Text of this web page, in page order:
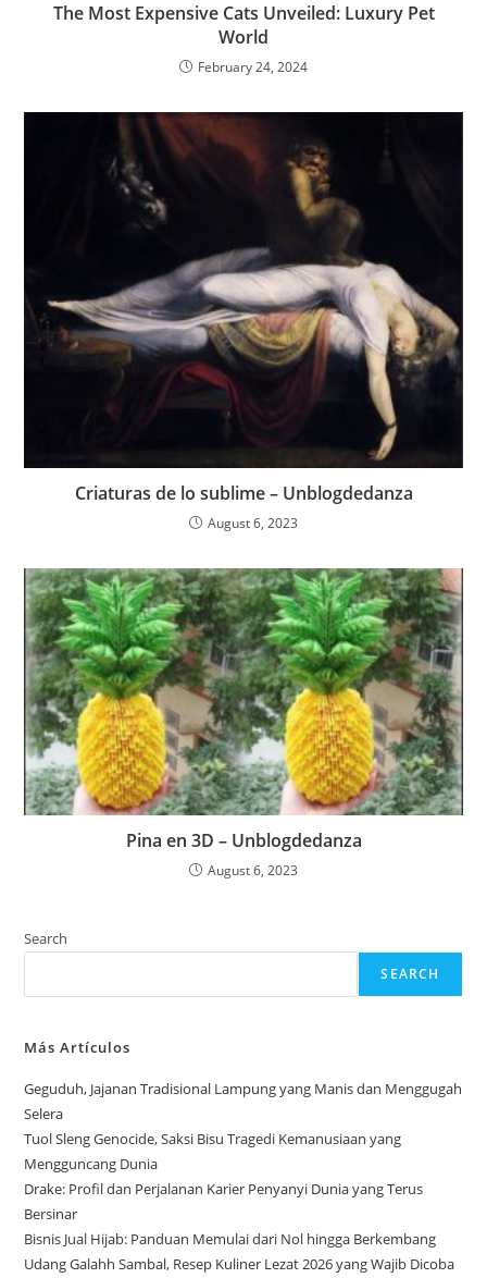
The Most Expensive Cats Unveiled: Luxury Pet
World
February 24, 2024
Criaturas de lo sublime – Unblogdedanza
August 6, 2023
Pina en 3D – Unblogdedanza
August 6, 2023
Search
SEARCH
Más Artículos
Geguduh, Jajanan Tradisional Lampung yang Manis dan Menggugah
Selera
Tuol Sleng Genocide, Saksi Bisu Tragedi Kemanusiaan yang
Mengguncang Dunia
Drake: Profil dan Perjalanan Karier Penyanyi Dunia yang Terus
Bersinar
Bisnis Jual Hijab: Panduan Memulai dari Nol hingga Berkembang
Udang Galahh Sambal, Resep Kuliner Lezat 2026 yang Wajib Dicoba